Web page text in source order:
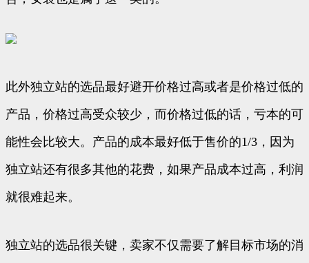
此外独立站的选品最好避开价格过高或者是价格过低的
产品，价格过高受众较少，而价格过低的话，亏本的可
能性会比较大。产品的成本最好低于售价的1/3，因为
独立站还有很多其他的花费，如果产品成本过高，利润
就很难起来。
独立站的选品很关键，卖家不仅需要了解目标市场的消